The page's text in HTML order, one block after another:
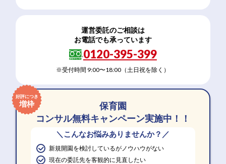
運営委託のご相談は
お電話でも承っています
0120-395-399
※受付時間 9:00〜18:00（土日祝を除く）
好評につき
増枠
保育園
コンサル無料キャンペーン実施中！！
＼こんなお悩みありませんか？／
新規開園を検討しているがノウハウがない
現在の委託先を客観的に見直したい